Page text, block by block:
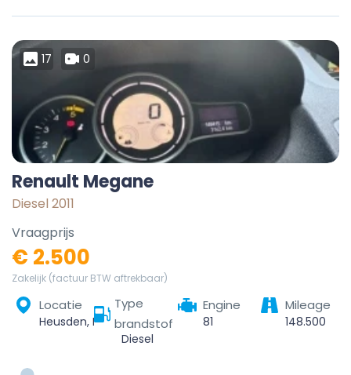
17 0
Renault Megane
Diesel 2011
Vraagprijs
€ 2.500
Zakelijk (factuur BTW aftrekbaar)
Locatie
Heusden, Destelbergen, Gent, Oost-Vlaanderen, Vlaanderen, 9070, België
Type
brandstof
Diesel
Engine
81
Mileage
148.500